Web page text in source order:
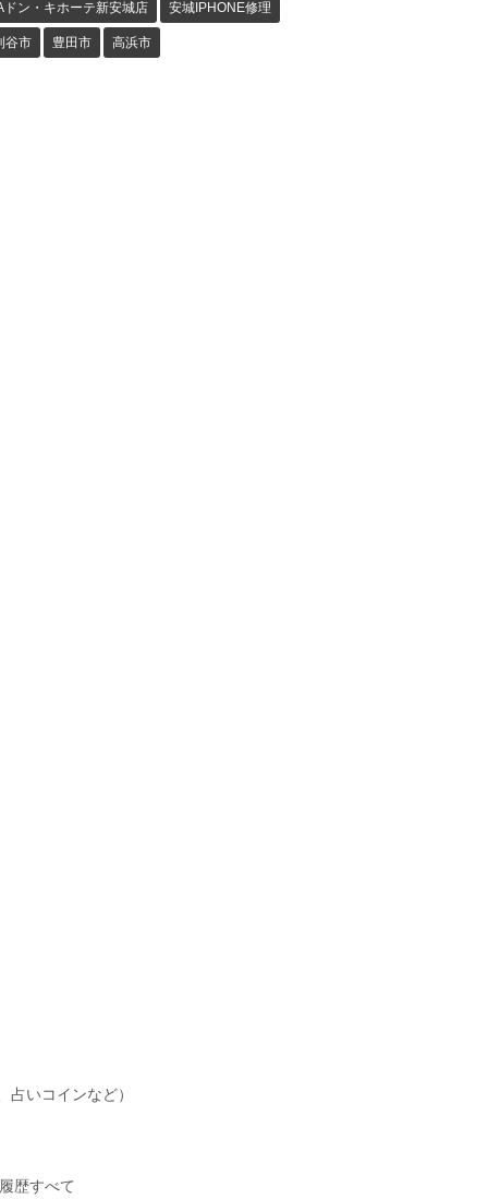
ドン・キホーテ新安城店 安城IPHONE修理
谷市 豊田市 高浜市
いコインなど）
歴すべて